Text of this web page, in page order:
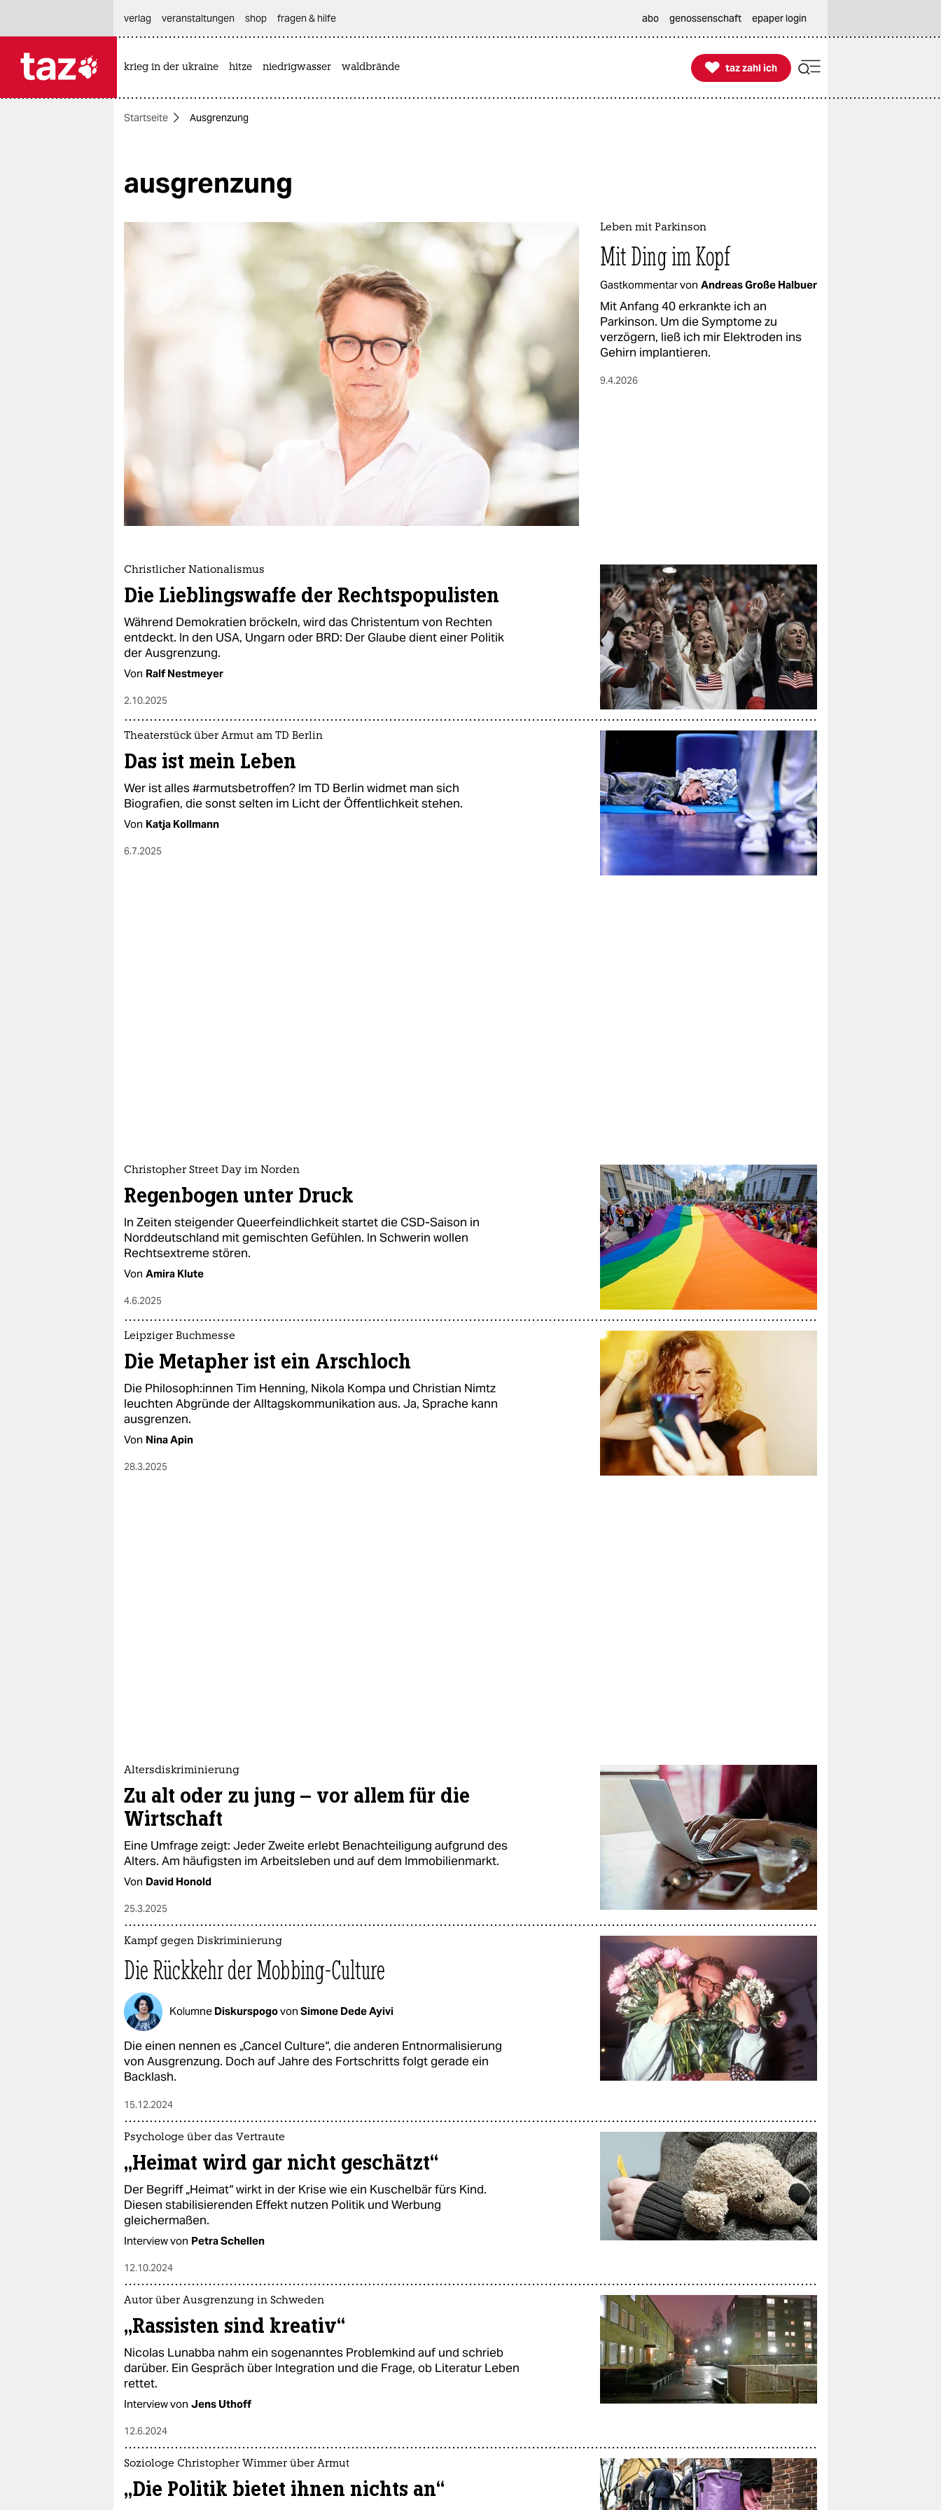
themen
öko
gesellschaft
veranstaltungen
shop
fragen & hilfe
abo
genossenschaft
epaper login
verlag
veranstaltungen shop fragen & hilfe abo genossenschaft epaper login
krieg in der ukraine hitze niedrigwasser waldbrände 
taz zahl ich
taz zahl ich
Startseite Ausgrenzung
ausgrenzung
Leben mit Parkinson
Mit Ding im Kopf
Gastkommentar von Andreas Große Halbuer
Mit Anfang 40 erkrankte ich an
Parkinson. Um die Symptome zu
verzögern, ließ ich mir Elektroden ins
Gehirn implantieren.
9.4.2026
Christlicher Nationalismus
Die Lieblingswaffe der Rechtspopulisten
Während Demokratien bröckeln, wird das Christentum von Rechten
entdeckt. In den USA, Ungarn oder BRD: Der Glaube dient einer Politik
der Ausgrenzung.
Von Ralf Nestmeyer
2.10.2025
Theaterstück über Armut am TD Berlin
Das ist mein Leben
Wer ist alles #armutsbetroffen? Im TD Berlin widmet man sich
Biografien, die sonst selten im Licht der Öffentlichkeit stehen.
Von Katja Kollmann
6.7.2025
Christopher Street Day im Norden
Regenbogen unter Druck
In Zeiten steigender Queerfeindlichkeit startet die CSD-Saison in
Norddeutschland mit gemischten Gefühlen. In Schwerin wollen
Rechtsextreme stören.
Von Amira Klute
4.6.2025
Leipziger Buchmesse
Die Metapher ist ein Arschloch
Die Phi­lo­so­ph:in­nen Tim Henning, Nikola Kompa und Christian Nimtz
leuchten Abgründe der Alltagskommunikation aus. Ja, Sprache kann
ausgrenzen.
Von Nina Apin
28.3.2025
Altersdiskriminierung
Zu alt oder zu jung – vor allem für die
Wirtschaft
Eine Umfrage zeigt: Jeder Zweite erlebt Benachteiligung aufgrund des
Alters. Am häufigsten im Arbeitsleben und auf dem Immobilienmarkt.
Von David Honold
25.3.2025
Kampf gegen Diskriminierung
Die Rückkehr der Mobbing-Culture
Kolumne Diskurspogovon Simone Dede Ayivi
Die einen nennen es „Cancel Culture“, die anderen Entnormalisierung
von Ausgrenzung. Doch auf Jahre des Fortschritts folgt gerade ein
Backlash.
15.12.2024
Psychologe über das Vertraute
„Heimat wird gar nicht geschätzt“
Der Begriff „Heimat“ wirkt in der Krise wie ein Kuschelbär fürs Kind.
Diesen stabilisierenden Effekt nutzen Politik und Werbung
gleichermaßen.
Interview von Petra Schellen
12.10.2024
Autor über Ausgrenzung in Schweden
„Rassisten sind kreativ“
Nicolas Lunabba nahm ein sogenanntes Problemkind auf und schrieb
darüber. Ein Gespräch über Integration und die Frage, ob Literatur Leben
rettet.
Interview von Jens Uthoff
12.6.2024
Soziologe Christopher Wimmer über Armut
„Die Politik bietet ihnen nichts an“